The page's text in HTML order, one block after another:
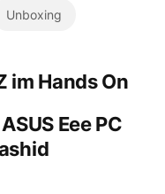
Unboxing
im Hands On
Eee PC